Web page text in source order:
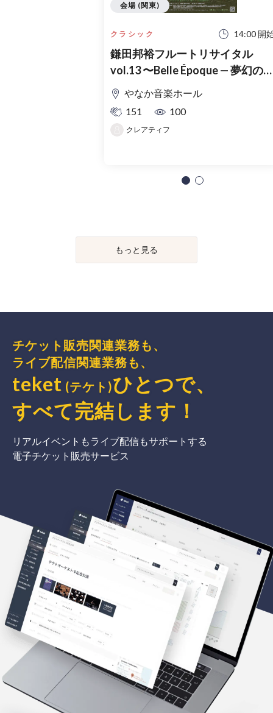
クラシック 14:00 開
鎌田邦裕フルートリサイタル
vol.13 〜Belle Époque — 夢幻の
光〜 東京公演
やなか音楽ホール
151
100
クレアティフ
会場 (関東)
もっと見る
チケット販売関連業務も、
ライブ配信関連業務も、
teket (テケト)ひとつで、
すべて完結 します ！
リアルイベントもライブ配信もサポートする
電子チケット販売サービス